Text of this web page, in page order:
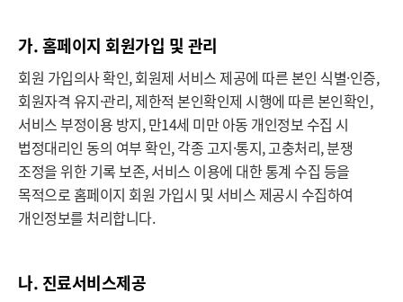
가. 홈페이지 회원가입 및 관리
회원 가입의사 확인, 회원제 서비스 제공에 따른 본인 식별·인증,
회원자격 유지·관리, 제한적 본인확인제 시행에 따른 본인확인,
서비스 부정이용 방지, 만14세 미만 아동 개인정보 수집 시
법정대리인 동의 여부 확인, 각종 고지·통지, 고충처리, 분쟁
조정을 위한 기록 보존, 서비스 이용에 대한 통계 수집 등을
목적으로 홈페이지 회원 가입시 및 서비스 제공시 수집하여
개인정보를 처리합니다.
나. 진료서비스제공